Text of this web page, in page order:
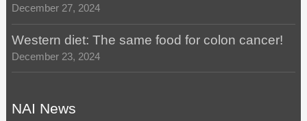
December 27, 2024
Western diet: The same food for colon cancer!
December 23, 2024
NAI News